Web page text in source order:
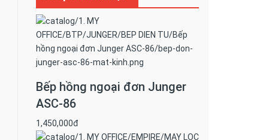
Bếp hồng ngoại đơn Junger
ASC-86
1,450,000đ